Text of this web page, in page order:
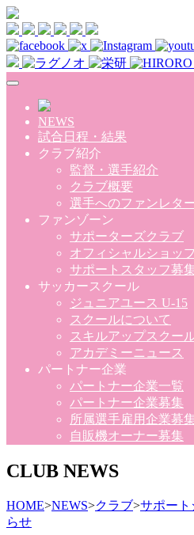
Skip to main content
NEWS
試合日程・結果
クラブ紹介
監督・選手紹介
クラブ概要
選手へのファンレタ
ファンゾーン
サポーターズクラブ
オフィシャルショッ
サポートスタッフ募
サッカースクール
ジュニアユース U-15
スクールについて
スキルアップスクー
アカデミーニュース
パートナー企業
パートナー企業一覧
パートナー企業募集
所属選手雇用企業募
自販機オーナー募集
CLUB NEWS
HOME>NEWS>クラブ>サポート
らせ